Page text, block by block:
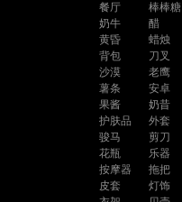
餐厅
棒棒糖
奶牛
醋
黄昏
蜡烛
背包
刀叉
沙漠
老鹰
薯条
安卓
果酱
奶昔
护肤品
外套
骏马
剪刀
花瓶
乐器
按摩器
拖把
皮套
灯饰